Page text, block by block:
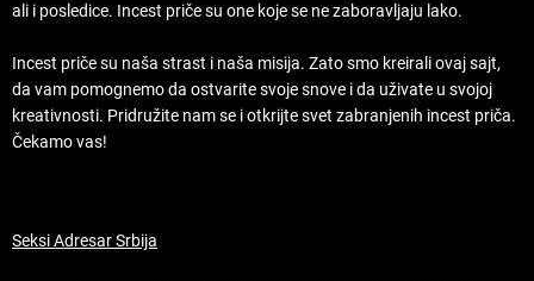
ali i posledice. Incest priče su one koje se ne zaboravljaju lako.
Incest priče su naša strast i naša misija. Zato smo kreirali ovaj sajt,
da vam pomognemo da ostvarite svoje snove i da uživate u svojoj
kreativnosti. Pridružite nam se i otkrijte svet zabranjenih incest priča.
Čekamo vas!
Seksi Adresar Srbija